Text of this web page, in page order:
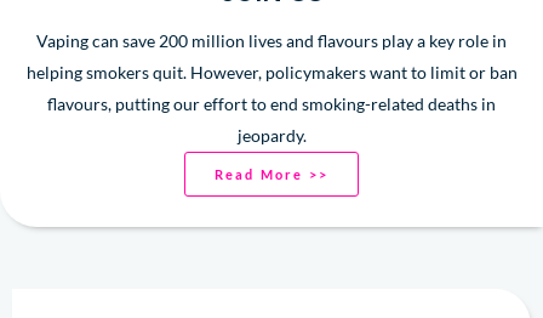
Vaping can save 200 million lives and flavours play a key role in
helping smokers quit. However, policymakers want to limit or ban
flavours, putting our effort to end smoking-related deaths in
jeopardy.
Read More >>